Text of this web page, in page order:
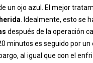
un ojo azul. El mejor
. Idealmente, esto se
después de la operación
minutos es seguido por un
al igual que con el